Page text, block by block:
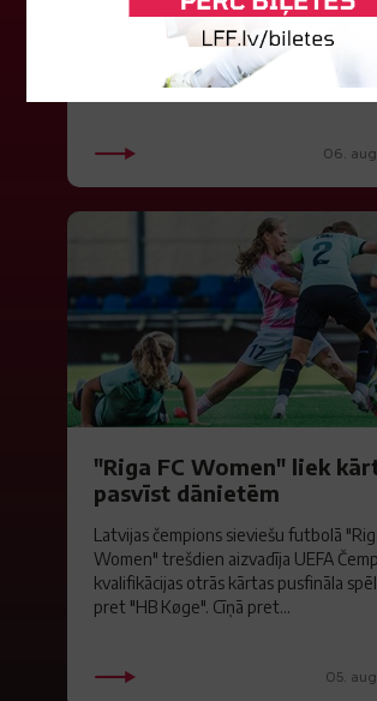
Par "LuckyBet" Sieviešu futbola līgas
labāko spēlētāju atzīta FS "Metta"
Keita Zviedre. Uzvarētāja tika
balsojumā, kurā tika apkopotas...
06.
"Riga FC Women" liek
pasvīst dānietēm
Latvijas čempions sieviešu futbolā
Women" trešdien aizvadīja UEFA
kvalifikācijas otrās kārtas pusfināla
pret "HB Køge". Cīņā pret...
05.